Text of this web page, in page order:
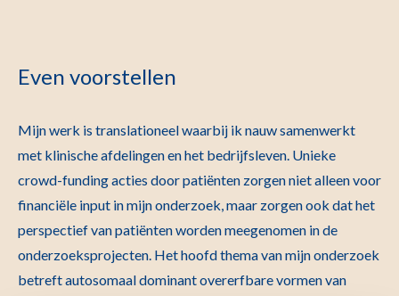
Even voorstellen
Mijn werk is translationeel waarbij ik nauw samenwerkt
met klinische afdelingen en het bedrijfsleven. Unieke
crowd-funding acties door patiënten zorgen niet alleen voor
financiële input in mijn onderzoek, maar zorgen ook dat het
perspectief van patiënten worden meegenomen in de
onderzoeksprojecten. Het hoofd thema van mijn onderzoek
betreft autosomaal dominant overerfbare vormen van